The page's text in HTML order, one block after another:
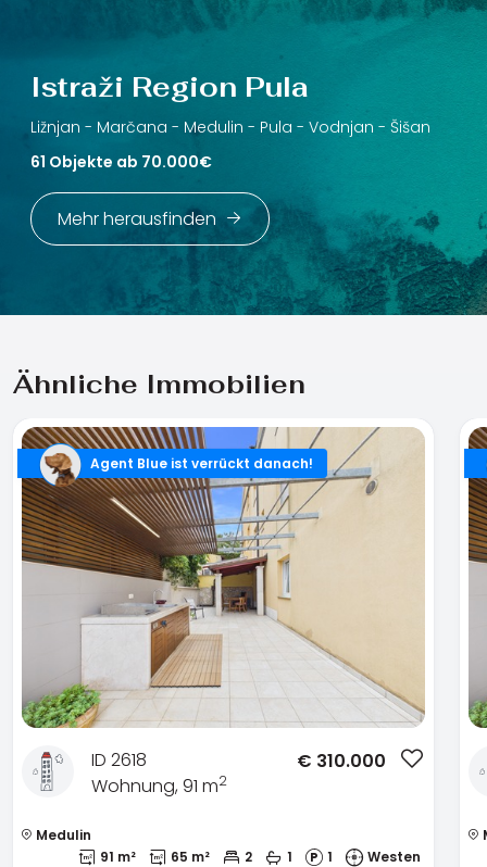
Istraži Region Pula
Ližnjan - Marčana - Medulin - Pula - Vodnjan - Šišan
61 Objekte ab 70.000€
Mehr herausfinden
Ähnliche Immobilien
Agent Blue ist verrückt danach!
ID 2618
Wohnung, 91 m2
€ 310.000
Medulin
91 m²
65 m² 2 1 1 Westen